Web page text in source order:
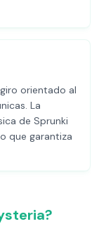
orientado al
La
de Sprunki
que garantiza